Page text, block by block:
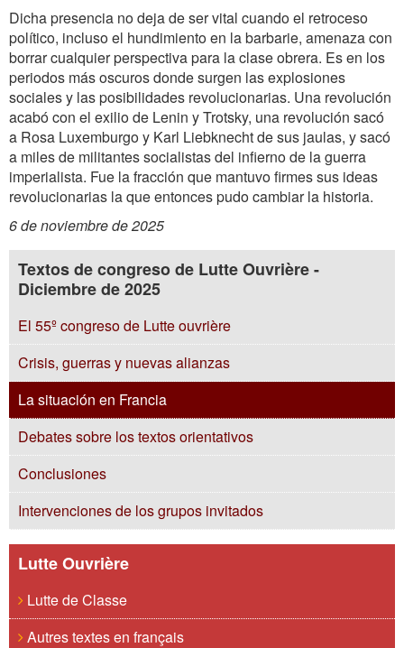
Dicha presencia no deja de ser vital cuando el retroceso
político, incluso el hundimiento en la barbarie, amenaza con
borrar cualquier perspectiva para la clase obrera. Es en los
periodos más oscuros donde surgen las explosiones
sociales y las posibilidades revolucionarias. Una revolución
acabó con el exilio de Lenin y Trotsky, una revolución sacó
a Rosa Luxemburgo y Karl Liebknecht de sus jaulas, y sacó
a miles de militantes socialistas del infierno de la guerra
imperialista. Fue la fracción que mantuvo firmes sus ideas
revolucionarias la que entonces pudo cambiar la historia.
6 de noviembre de 2025
Textos de congreso de Lutte Ouvrière -
Diciembre de 2025
El 55º congreso de Lutte ouvrière
Crisis, guerras y nuevas alianzas
La situación en Francia
Debates sobre los textos orientativos
Conclusiones
Intervenciones de los grupos invitados
Lutte Ouvrière
Lutte de Classe
Autres textes en français